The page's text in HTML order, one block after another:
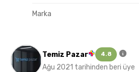
Marka
Temiz Pazar 4.8
Ağu 2021 tarihinden beri üye